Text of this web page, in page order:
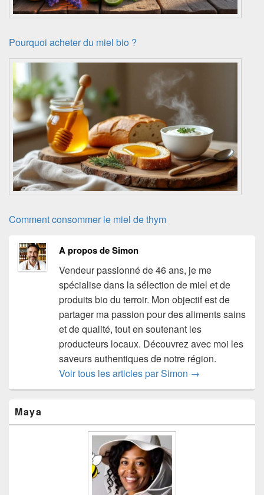
Pourquoi acheter du miel bio ?
Comment consommer le miel de thym
A propos de Simon
Vendeur passionné de 46 ans, je me
spécialise dans la sélection de miel et de
produits bio du terroir. Mon objectif est de
partager ma passion pour des aliments sains
et de qualité, tout en soutenant les
producteurs locaux. Découvrez avec moi les
saveurs authentiques de notre région.
Voir tous les articles par Simon →
principale
de
Maya